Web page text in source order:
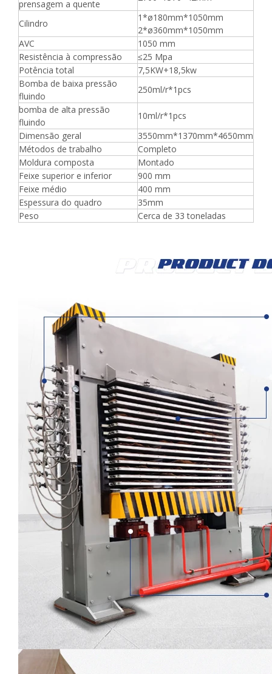
prensagem a quente
Cilindro
1*ø180mm*1050mm
2*ø360mm*1050mm
AVC
1050 mm
Resistência à compressão
≤25 Mpa
Potência total
7,5KW+18,5kw
Bomba de baixa pressão
fluindo
250ml/r*1pcs
bomba de alta pressão
fluindo
10ml/r*1pcs
Dimensão geral
3550mm*1370mm*4650mm
Métodos de trabalho
Completo
Moldura composta
Montado
Feixe superior e inferior
900 mm
Feixe médio
400 mm
Espessura do quadro
35mm
Peso
Cerca de 33 toneladas